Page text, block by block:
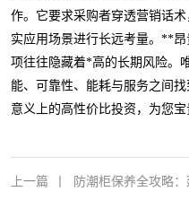
作。它要求采购者穿透营销话
实应用场景进行长远考量。**
项往往隐藏着*高的长期风险。
能、可靠性、能耗与服务之间
意义上的高性价比投资，为您
上一篇
防潮柜保养全攻略